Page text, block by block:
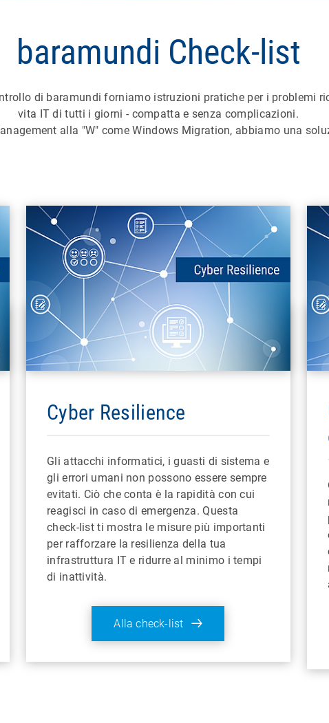
baramundi Check-list
di baramundi forniamo istruzioni pratiche per i problemi
vita IT di tutti i giorni - compatta e senza complicazioni.
alla "W" come Windows Migration, abbiamo una
Cyber Resilience
Gli attacchi informatici, i guasti di sistema e
gli errori umani non possono essere sempre
evitati. Ciò che conta è la rapidità con cui
reagisci in caso di emergenza. Questa
check-list ti mostra le misure più importanti
per rafforzare la resilienza della tua
infrastruttura IT e ridurre al minimo i tempi
di inattività.
Alla check-list